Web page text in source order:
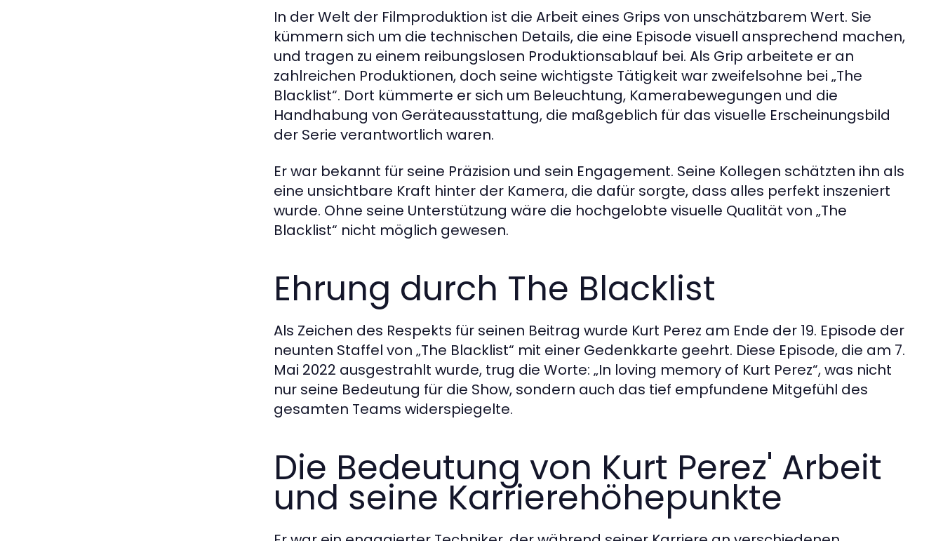
In der Welt der Filmproduktion ist die Arbeit eines Grips von unschätzbarem Wert. Sie
kümmern sich um die technischen Details, die eine Episode visuell ansprechend machen,
und tragen zu einem reibungslosen Produktionsablauf bei. Als Grip arbeitete er an
zahlreichen Produktionen, doch seine wichtigste Tätigkeit war zweifelsohne bei „The
Blacklist“. Dort kümmerte er sich um Beleuchtung, Kamerabewegungen und die
Handhabung von Geräteausstattung, die maßgeblich für das visuelle Erscheinungsbild
der Serie verantwortlich waren.
Er war bekannt für seine Präzision und sein Engagement. Seine Kollegen schätzten ihn als
eine unsichtbare Kraft hinter der Kamera, die dafür sorgte, dass alles perfekt inszeniert
wurde. Ohne seine Unterstützung wäre die hochgelobte visuelle Qualität von „The
Blacklist“ nicht möglich gewesen.
Ehrung durch The Blacklist
Als Zeichen des Respekts für seinen Beitrag wurde Kurt Perez am Ende der 19. Episode der
neunten Staffel von „The Blacklist“ mit einer Gedenkkarte geehrt. Diese Episode, die am 7.
Mai 2022 ausgestrahlt wurde, trug die Worte: „In loving memory of Kurt Perez“, was nicht
nur seine Bedeutung für die Show, sondern auch das tief empfundene Mitgefühl des
gesamten Teams widerspiegelte.
Die Bedeutung von Kurt Perez' Arbeit
und seine Karrierehöhepunkte